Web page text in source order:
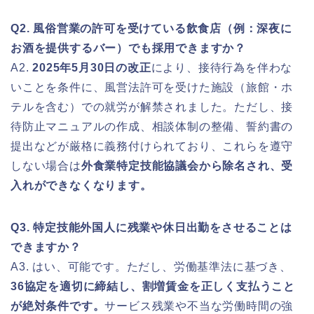
Q2. 風俗営業の許可を受けている飲食店（例：深夜に
お酒を提供するバー）でも採用できますか？
A2.2025年5月30日の改正により、接待行為を伴わな
いことを条件に、風営法許可を受けた施設（旅館・ホ
テルを含む）での就労が解禁されました。ただし、接
待防止マニュアルの作成、相談体制の整備、誓約書の
提出などが厳格に義務付けられており、これらを遵守
しない場合は外食業特定技能協議会から除名され、受
入れができなくなります。
Q3. 特定技能外国人に残業や休日出勤をさせることは
できますか？
A3. はい、可能です。ただし、労働基準法に基づき、
36協定を適切に締結し、割増賃金を正しく支払うこと
が絶対条件です。サービス残業や不当な労働時間の強